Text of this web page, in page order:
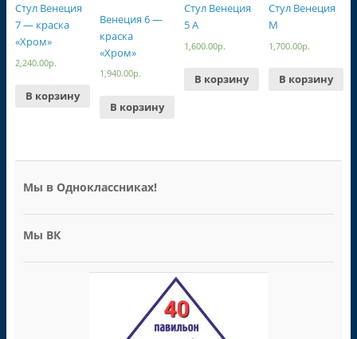
Стул Венеция
7 — краска
«Хром»
2,240.00р.
В корзину
Венеция 6 —
краска
«Хром»
1,940.00р.
В корзину
Стул Венеция
5 А
1,600.00р.
В корзину
Стул Венеция
М
1,700.00р.
В корзину
Мы в Одноклассниках!
Мы ВК